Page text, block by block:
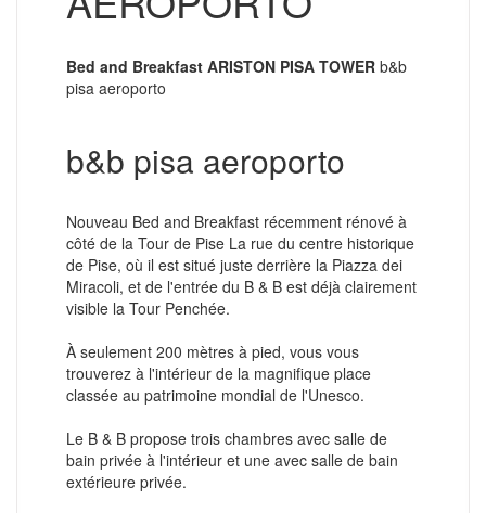
Bed and Breakfast ARISTON PISA TOWER b&b
pisa aeroporto
b&b pisa aeroporto
Nouveau Bed and Breakfast récemment rénové à
côté de la Tour de Pise La rue du centre historique
de Pise, où il est situé juste derrière la Piazza dei
Miracoli, et de l'entrée du B & B est déjà clairement
visible la Tour Penchée.
À seulement 200 mètres à pied, vous vous
trouverez à l'intérieur de la magnifique place
classée au patrimoine mondial de l'Unesco.
Le B & B propose trois chambres avec salle de
bain privée à l'intérieur et une avec salle de bain
extérieure privée.